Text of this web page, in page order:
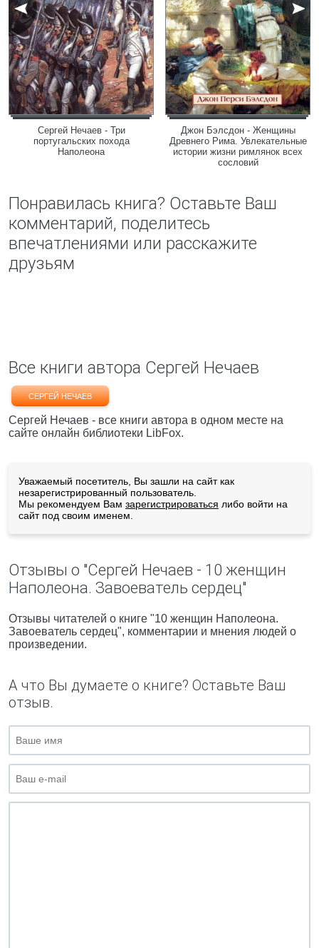
Сергей Нечаев - Три
португальских похода
Наполеона
Джон Бэлсдон - Женщины
Древнего Рима. Увлекательные
истории жизни римлянок всех
сословий
Понравилась книга? Оставьте Ваш
комментарий, поделитесь
впечатлениями или расскажите
друзьям
Все книги автора Сергей Нечаев
СЕРГЕЙ НЕЧАЕВ
Сергей Нечаев - все книги автора в одном месте на
сайте онлайн библиотеки LibFox.
Уважаемый посетитель, Вы зашли на сайт как
незарегистрированный пользователь.
Мы рекомендуем Вам зарегистрироваться либо войти на
сайт под своим именем.
Отзывы о "Сергей Нечаев - 10 женщин
Наполеона. Завоеватель сердец"
Отзывы читателей о книге "10 женщин Наполеона.
Завоеватель сердец", комментарии и мнения людей о
произведении.
А что Вы думаете о книге? Оставьте Ваш
отзыв.